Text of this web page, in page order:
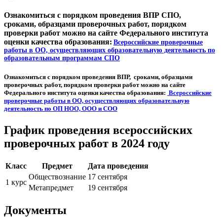
Ознакомиться с порядком проведения ВПР СПО,
сроками, образцами проверочных работ, порядком
проверки работ можно на сайте Федерального института
оценки качества образования: Всероссийские проверочные
работы в ОО, осуществляющих образовательную деятельность по
образовательным программам СПО
Ознакомиться с порядком проведения ВПР, сроками, образцами
проверочных работ, порядком проверки работ можно на сайте
Федерального института оценки качества образования: Всероссийские
проверочные работы в ОО, осуществляющих образовательную
деятельность по ОП НОО, ООО и СОО
График проведения всероссийских
проверочных работ в 2024 году
Класс Предмет
Дата проведения
1 курс
Обществознание 17 сентября
Метапредмет
19 сентября
Документы